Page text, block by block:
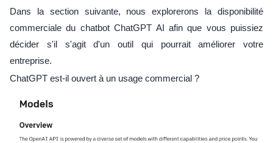
Dans la section suivante, nous explorerons la disponibilité
commerciale du chatbot ChatGPT AI afin que vous puissiez
décider s'il s'agit d'un outil qui pourrait améliorer votre
entreprise.
ChatGPT est-il ouvert à un usage commercial ?